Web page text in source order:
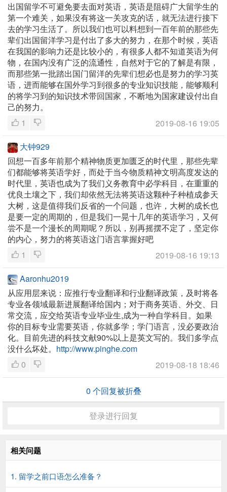
出国留学不可避免要去面对英语，英语是阻碍广大留学生的
第一个难关，如果没有将这一关攻克的话，就无法进行接下
去的学习生活了。所以我们也可以料想到一百年前的那些先
辈们出国留洋学习是付出了多大的努力，在那个时候，英语
在我国的影响力还是比较小的，有很多人都不知道英语为何
物，在国内没有广泛的流通性，自然对于它的了解是有限，
而那些第一批踏出国门留洋的先辈们想必也是努力的学习英
语，进而能够在国外学习到很多的专业知识技能，能够顺利
的将学习到的知识技术带回国家，不断地为国家建设付出自
己的努力。
1
2019-08-16 19:05
大钟929
回想一百多年前那个精神物质更加匮乏的时代里，那些先辈
们都能够将英语学好，而处于当今物质精神文明高度发达的
时代里，英语也成为了我们义务教育中必学科目，在重重的
优良土壤之下，我们却依然无法将英语这颗种子种植成参天
大树，这是值得我们反省的一个问题，也许，大树的成长也
是要一定的周期的，但是我们一晃十几年的英语学习，又何
尝不是一个漫长的周期呢？所以，别再摇摆不定了，坚定你
的内心，努力的将英语这门语言掌握好吧
1
2019-08-16 19:13
Aaronhu2019
从应用层来说：应推行专业翻译和行业翻译政策，及时将各
专业各领域最新进展翻译给国内；对于商务英语、外交、日
常交流，应交给英语专业毕业生,成为一种自学科目。如果
你的目标专业需要英语，你就多学；学门语言，没必要政治
化。目前先进的科技文献90%以上是英文写的。我们多学点
没什么坏处。 http://www.pinghe.com
0
2019-08-18 18:46
0 个回复被折叠
登录进行回复
相关问题
1. 留学之前口语怎么准备？